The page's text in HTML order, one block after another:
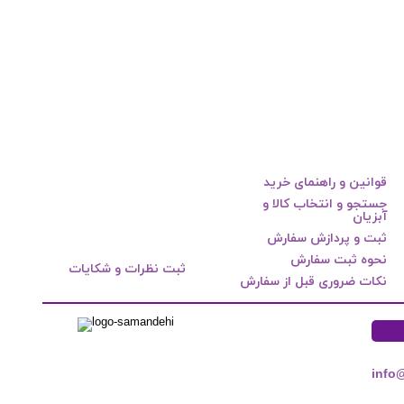
قوانین و راهنمای خرید
جستجو و انتخاب کالا و
آبزیان
ثبت و پردازش سفارش
نحوه ثبت سفارش
نکات ضروری قبل از سفارش
ثبت نظرات و شکایات